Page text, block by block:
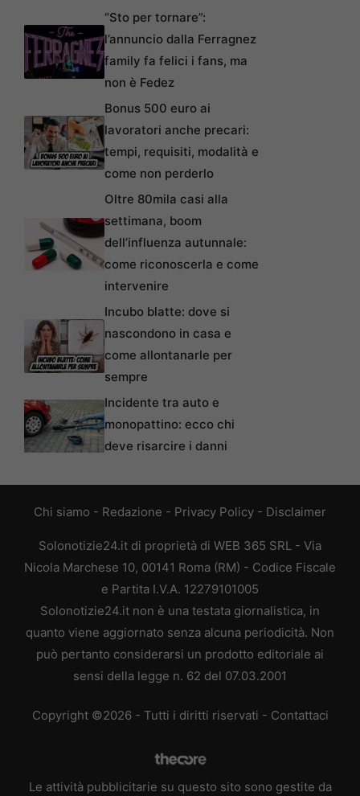
“Sto per tornare”:
l’annuncio dalla Ferragnez
family fa felici i fans, ma
non è Fedez
Bonus 500 euro ai
lavoratori anche precari:
tempi, requisiti, modalità e
come non perderlo
Oltre 80mila casi alla
settimana, boom
dell’influenza autunnale:
come riconoscerla e come
intervenire
Incubo blatte: dove si
nascondono in casa e
come allontanarle per
sempre
Incidente tra auto e
monopattino: ecco chi
deve risarcire i danni
Chi siamo - Redazione - Privacy Policy - Disclaimer
Solonotizie24.it di proprietà di WEB 365 SRL - Via
Nicola Marchese 10, 00141 Roma (RM) - Codice Fiscale
e Partita I.V.A. 12279101005
Solonotizie24.it non è una testata giornalistica, in
quanto viene aggiornato senza alcuna periodicità. Non
può pertanto considerarsi un prodotto editoriale ai
sensi della legge n. 62 del 07.03.2001
Copyright ©2026 - Tutti i diritti riservati - Contattaci
Le attività pubblicitarie su questo sito sono gestite da